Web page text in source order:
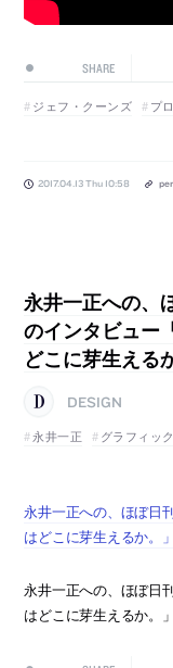
SHARE
ジェフ・クーンズ プ
2017.04.13 Thu 10:58
永井一正への、
のインタビュー
どこに芽生える
DESIGN
永井一正
グラフィック
永井一正への、ほぼ日
はどこに芽生えるか。
永井一正への、ほぼ日
はどこに芽生えるか。